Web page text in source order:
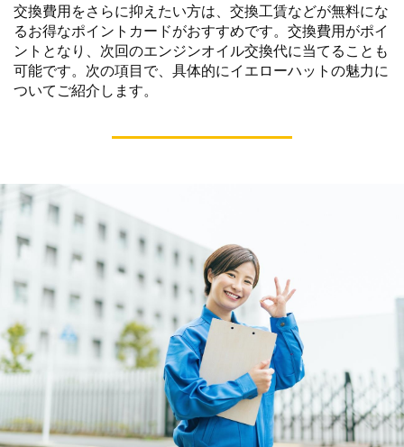
交換費用をさらに抑えたい方は、交換工賃などが無料にな
るお得なポイントカードがおすすめです。交換費用がポイ
ントとなり、次回のエンジンオイル交換代に当てることも
可能です。次の項目で、具体的にイエローハットの魅力に
ついてご紹介します。